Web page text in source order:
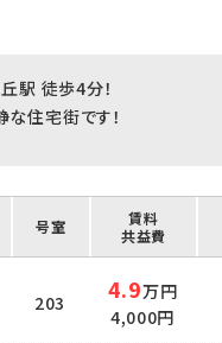
駅 徒歩4分！
な住宅街です！
号室
賃料
共益費
203 4.9万円
4,000円